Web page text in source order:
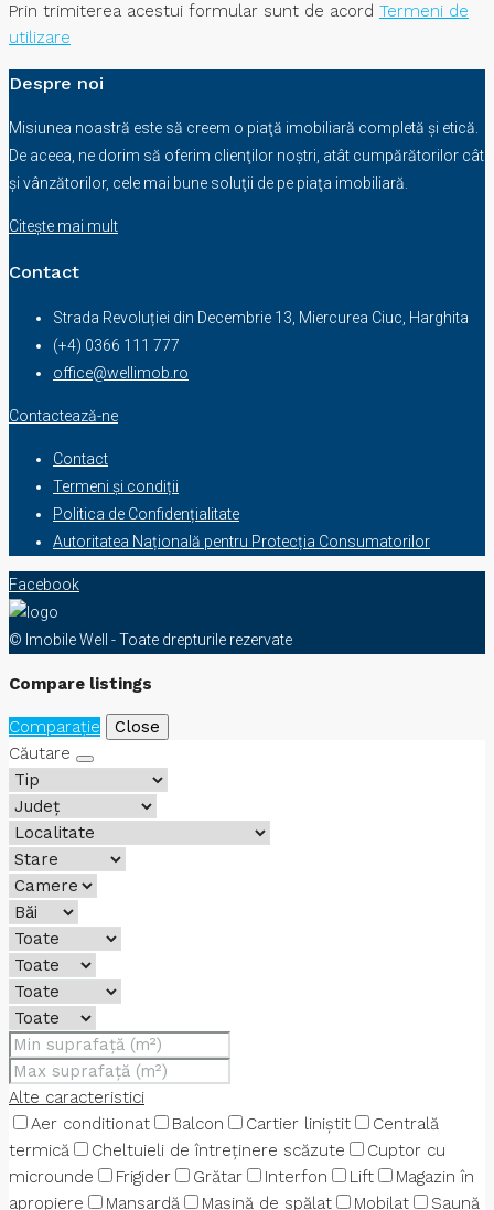
Prin trimiterea acestui formular sunt de acord Termeni de
utilizare
Despre noi
Misiunea noastră este să creem o piaţă imobiliară completă şi etică.
De aceea, ne dorim să oferim clienţilor noştri, atât cumpărătorilor cât
şi vânzătorilor, cele mai bune soluţii de pe piaţa imobiliară.
Citește mai mult
Contact
Strada Revoluției din Decembrie 13, Miercurea Ciuc, Harghita
(+4) 0366 111 777
office@wellimob.ro
Contactează-ne
Contact
Termeni și condiții
Politica de Confidențialitate
Autoritatea Națională pentru Protecția Consumatorilor
Facebook
© Imobile Well - Toate drepturile rezervate
Compare listings
Comparaţie
Close
Căutare
Alte caracteristici
Aer conditionat
Balcon Cartier liniștit
Centrală
termică
Cheltuieli de întreținere scăzute
Cuptor cu
microunde
Frigider Grătar Interfon Lift
Magazin în
apropiere
Mansardă Mașină de spălat Mobilat Saună